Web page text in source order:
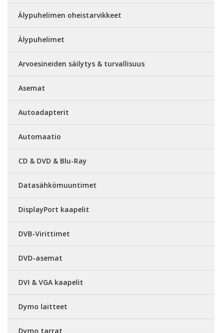
Älypuhelimen oheistarvikkeet
Älypuhelimet
Arvoesineiden säilytys & turvallisuus
Asemat
Autoadapterit
Automaatio
CD & DVD & Blu-Ray
Datasähkömuuntimet
DisplayPort kaapelit
DVB-Virittimet
DVD-asemat
DVI & VGA kaapelit
Dymo laitteet
Dymo tarrat